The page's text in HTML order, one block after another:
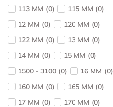
113 MM (0) 115 MM (0)
12 MM (0) 120 MM (0)
122 MM (0) 13 MM (0)
14 MM (0) 15 MM (0)
1500 - 3100 (0) 16 MM (0)
160 MM (0) 165 MM (0)
17 MM (0) 170 MM (0)